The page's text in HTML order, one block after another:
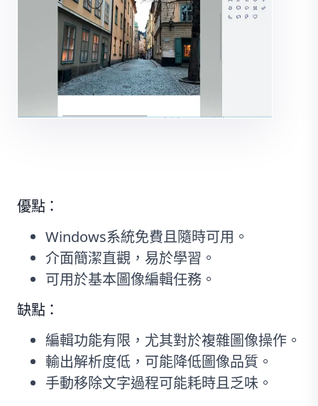
優點：
Windows系統免費且隨時可用。
介面簡潔直觀，易於學習。
可用於基本圖像編輯任務。
缺點：
編輯功能有限，尤其對於複雜圖像操作。
輸出解析度低，可能降低圖像品質。
手動移除文字過程可能耗時且乏味。